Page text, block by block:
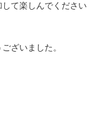
て楽しんでください
ざいました。